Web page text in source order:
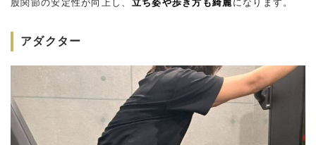
股関節の安定性が向上し、 立ち姿や歩き方も綺麗 になります。
アダクター